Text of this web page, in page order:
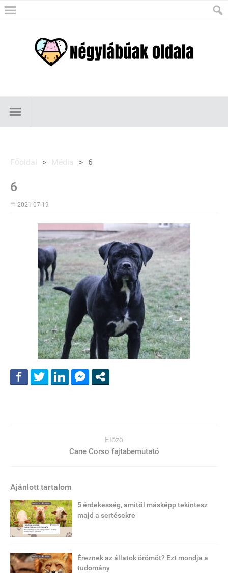
Főoldal > Média > 6
6
2021-07-19
Előző
Cane Corso fajtabemutató
Ajánlott tartalom
5 érdekesség, amitől másképp tekintesz
majd a sertésekre
Éreznek az állatok örömöt? Ezt mondja a
tudomány